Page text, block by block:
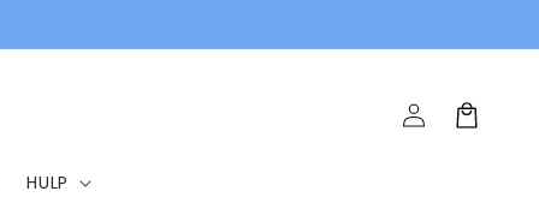
HULP
Inloggen
Winkelwagen